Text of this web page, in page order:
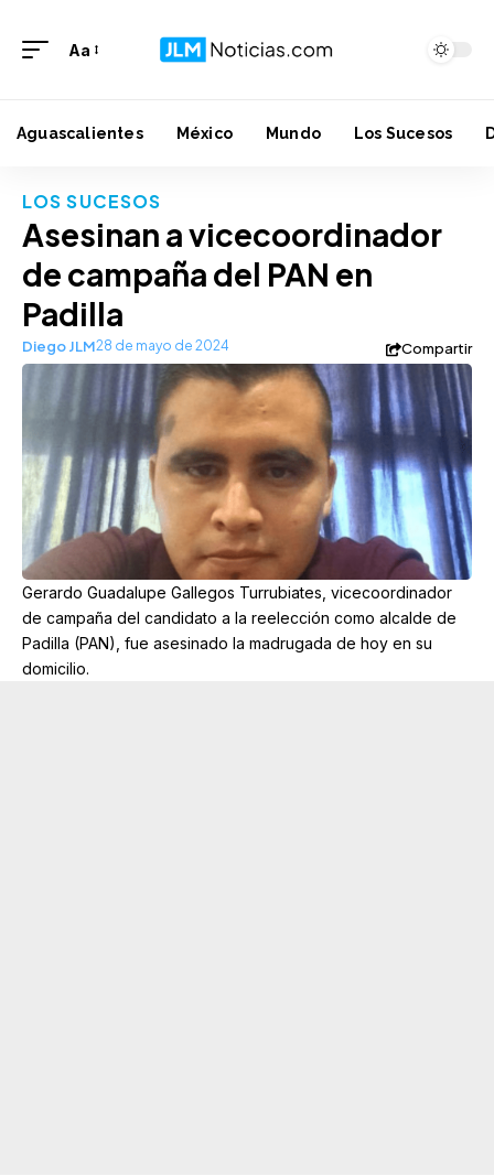
Aa
Aguascalientes México Mundo Los Sucesos
LOS SUCESOS
Asesinan a vicecoordinador
de campaña del PAN en
Padilla
Diego JLM28 de mayo de 2024 Compartir
Gerardo Guadalupe Gallegos Turrubiates, vicecoordinador
de campaña del candidato a la reelección como alcalde de
Padilla (PAN), fue asesinado la madrugada de hoy en su
domicilio.